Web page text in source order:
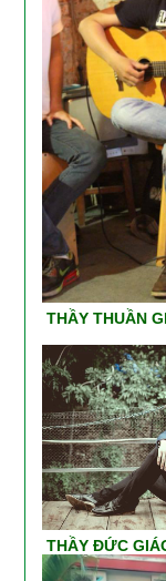
THẦY THUẦN
THẦY ĐỨC